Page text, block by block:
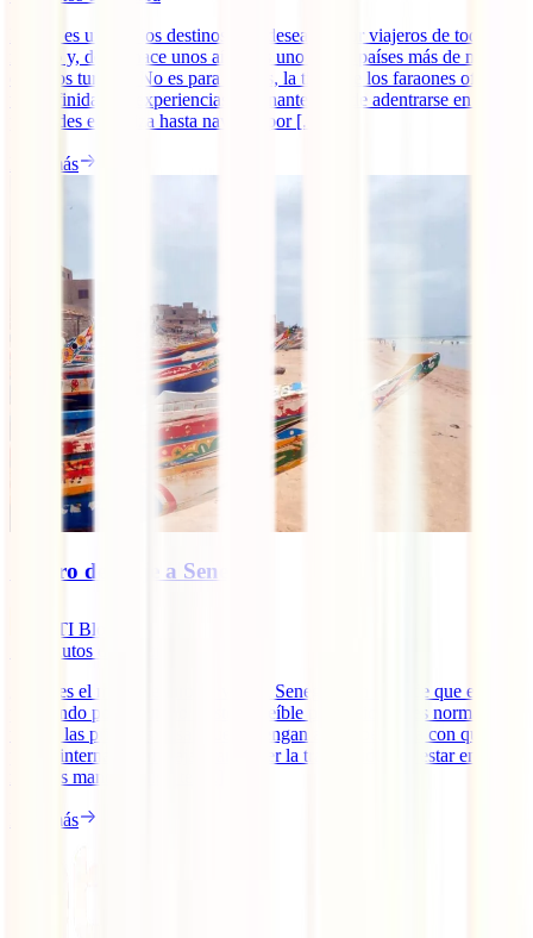
Egipto es uno de los destinos más deseados por viajeros de todo el
mundo y, desde hace unos años, es uno de los países más de moda
entre los turistas. No es para menos, la tierra de los faraones ofrece
una infinidad de experiencias fascinantes: desde adentrarse en las
pirámides en Guiza hasta navegar por [...]
Leer más
Seguro de viaje a Senegal
IATI Blog
minutos de lectura
¿Cuál es el mejor seguro de viaje a Senegal? En caso de que estés
planeando poner rumbo a este increíble país africano, es normal que
una de las primeras cosas que te vengan a la cabeza sea con qué
póliza internacional viajar para tener la tranquilidad de estar en las
mejores manos si algo te [...]
Leer más